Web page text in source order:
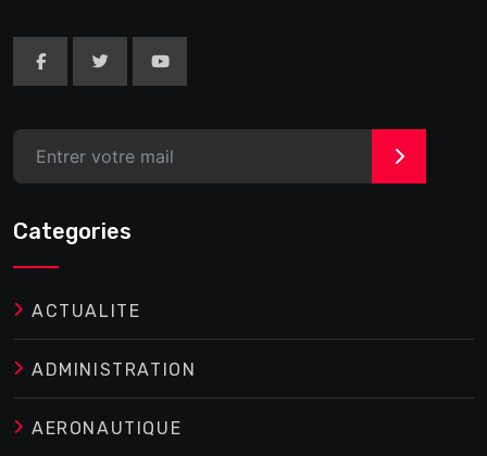
>
Categories
ACTUALITE
ADMINISTRATION
AERONAUTIQUE